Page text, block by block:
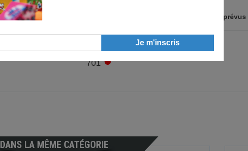
Arrivages prévus
701●
DANS LA MÊME CATÉGORIE